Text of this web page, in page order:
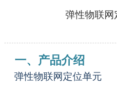
弹性物联网
一、产品介绍
弹性物联网定位单元